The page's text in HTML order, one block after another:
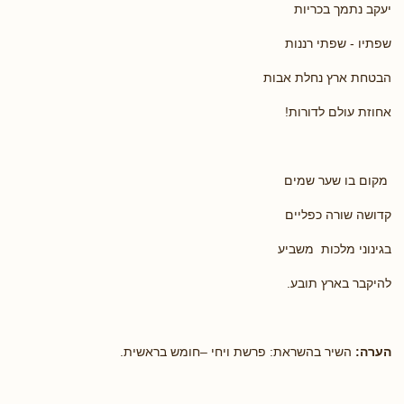
יעקב נתמך בכריות
שפתיו - שפתי רננות
הבטחת ארץ נחלת אבות
אחוזת עולם לדורות!
מקום בו שער שמים
קדושה שורה כפליים
בגינוני מלכות משביע
להיקבר בארץ תובע.
הערה: השיר בהשראת: פרשת ויחי –חומש בראשית.